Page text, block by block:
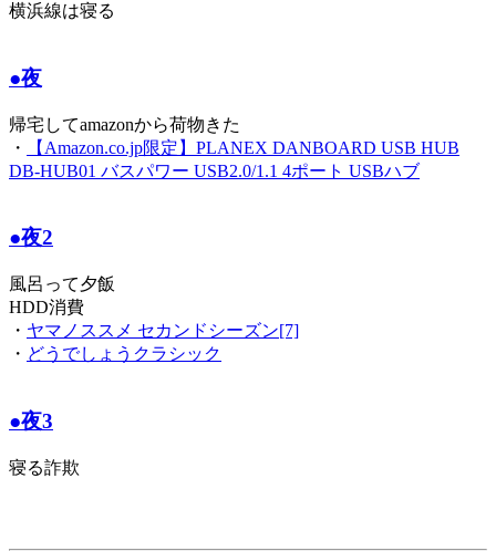
横浜線は寝る
●夜
帰宅してamazonから荷物きた
・
【Amazon.co.jp限定】PLANEX DANBOARD USB HUB
DB-HUB01 バスパワー USB2.0/1.1 4ポート USBハブ
●夜2
風呂って夕飯
HDD消費
・ ヤマノススメ セカンドシーズン[7]
・ どうでしょうクラシック
●夜3
寝る詐欺